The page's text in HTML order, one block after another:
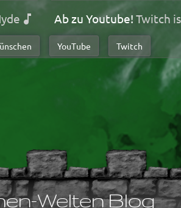
Ab zu Youtube! Twitch
YouTube Twitch
Welten Blog